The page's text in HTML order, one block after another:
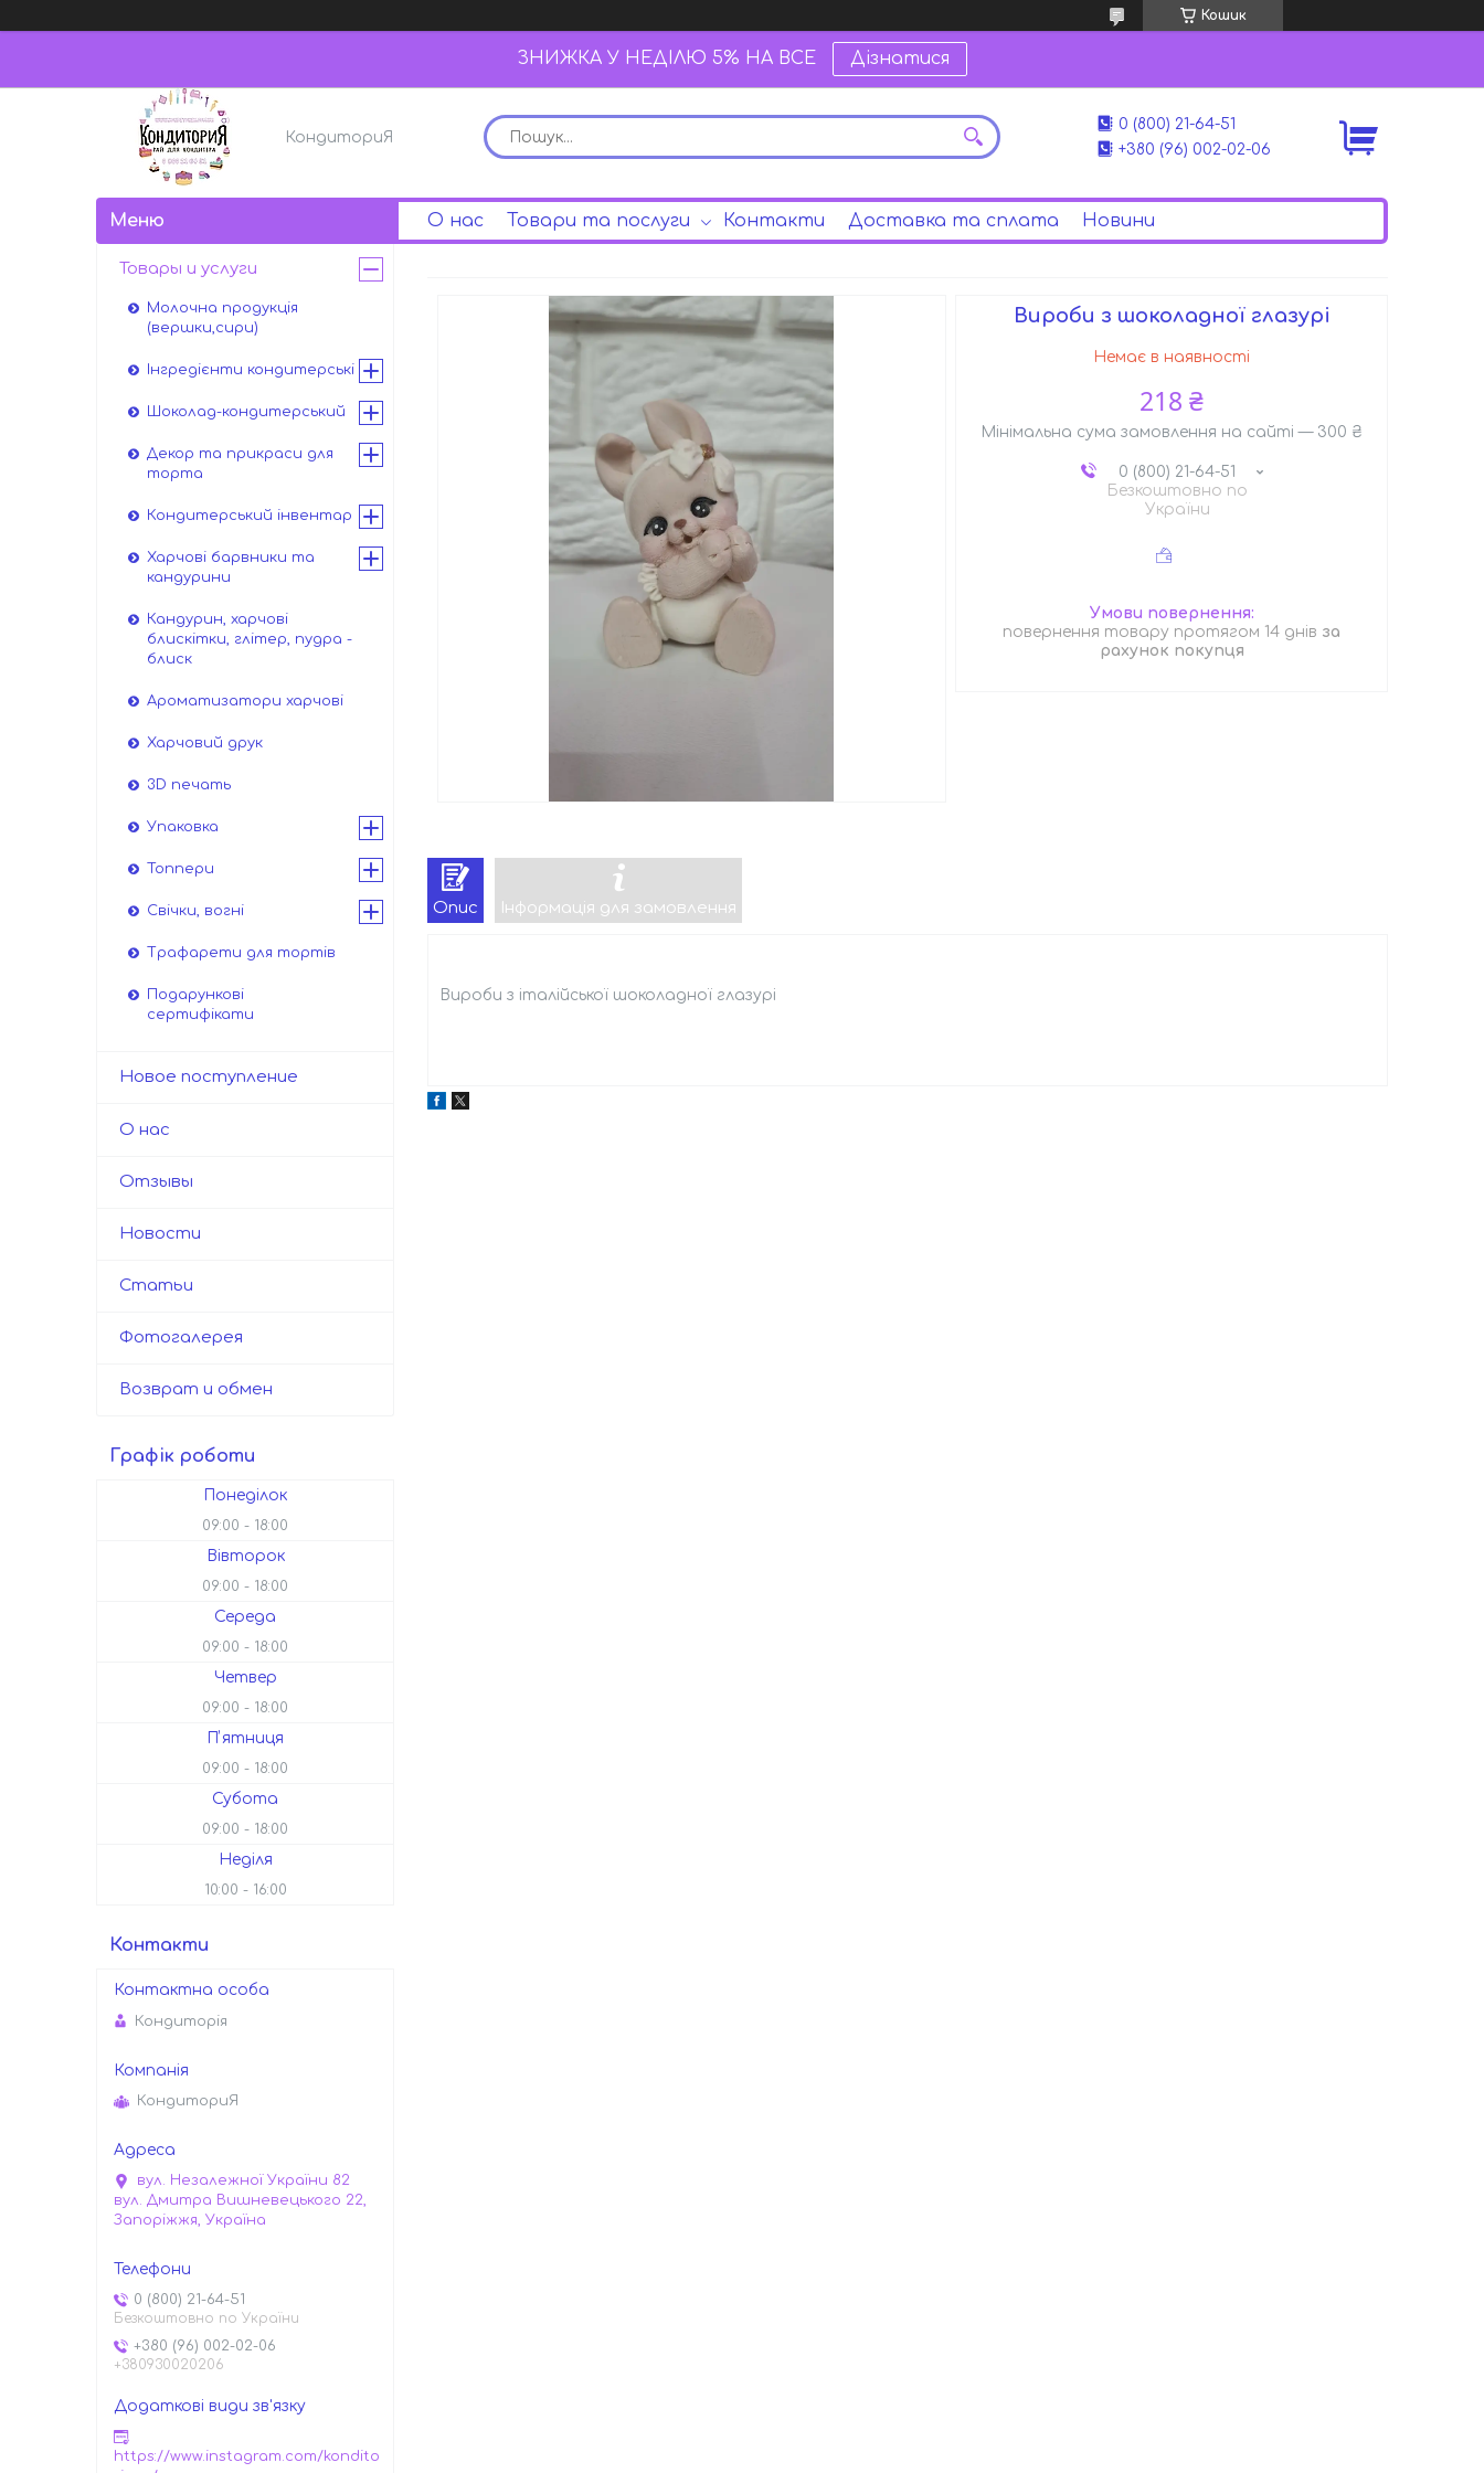
Кошик
ЗНИЖКА У НЕДІЛЮ 5% НА ВСЕ Дізнатися
КондиториЯ
0 (800) 21-64-51
+380 (96) 002-02-06
О нас Товари та послуги Контакти Доставка та сплата Новини
Вироби з шоколадної глазурі
Немає в наявності
218 ₴
Мінімальна сума замовлення на сайті — 300 ₴
0 (800) 21-64-51
Безкоштовно по
України
повернення товару протягом 14 днів за
рахунок покупця
Опис Інформація для замовлення
Вироби з італійської шоколадної глазурі
Товары и услуги
Молочна продукція
(вершки,сири)
Інгредієнти кондитерські
Шоколад-кондитерський
Декор та прикраси для
торта
Кондитерський інвентар
Харчові барвники та
кандурини
Кандурин, харчові
блискітки, глітер, пудра -
блиск
Ароматизатори харчові
Харчовий друк
3D печать
Упаковка
Топпери
Свічки, вогні
Трафарети для тортів
Подарункові
сертифікати
Новое поступление
О нас
Отзывы
Новости
Статьи
Фотогалерея
Возврат и обмен
Графік роботи
Понеділок
09:00 18:00
Вівторок
09:00 18:00
Середа
09:00 18:00
Четвер
09:00 18:00
Пʼятниця
09:00 18:00
Субота
09:00 18:00
Неділя
10:00 16:00
Контакти
Кондиторiя
КондиториЯ
вул. Незалежної України 82
вул. Дмитра Вишневецького 22,
Запоріжжя, Україна
0 (800) 21-64-51
Безкоштовно по України
+380 (96) 002-02-06
+380930020206
https://www.instagram.com/kondito